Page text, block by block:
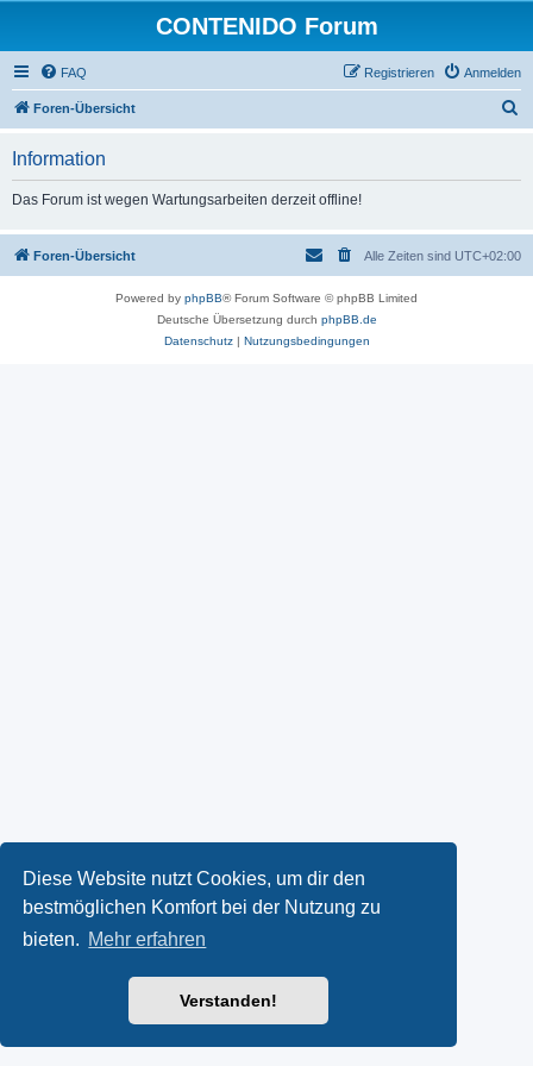
Diese Website nutzt Cookies, um dir den
bestmöglichen Komfort bei der Nutzung zu
bieten. Mehr erfahren
Verstanden!
CONTENIDO Forum
FAQ Anmelden
Registrieren
Foren-Übersicht
Information
Das Forum ist wegen Wartungsarbeiten derzeit offline!
Foren-Übersicht Alle Zeiten sind UTC+02:00
Powered by phpBB® Forum Software © phpBB Limited
Deutsche Übersetzung durch phpBB.de
Datenschutz| Nutzungsbedingungen